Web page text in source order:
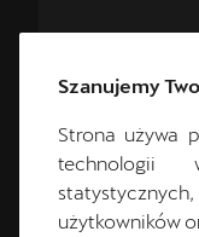
Szanujemy
Strona używa
technologii
użytkowników